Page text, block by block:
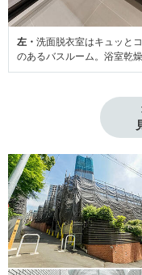
左・ 洗面脱衣室はキュッと
のあるバスルーム。浴室乾